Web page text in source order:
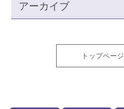
アーカイブ
トップペー